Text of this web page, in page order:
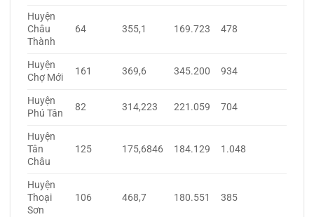
Huyện
Châu
Thành
64 355,1 169.723 478
Huyện
Chợ Mới
161 369,6 345.200 934
Huyện
Phú Tân
82 314,223 221.059 704
Huyện
Tân
Châu
125 175,6846 184.129 1.048
Huyện
Thoại
Sơn
106 468,7 180.551 385